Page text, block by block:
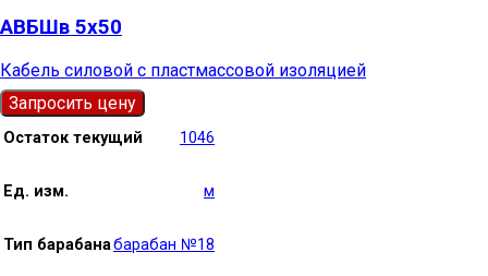
АВБШв 5х50
Кабель силовой с пластмассовой изоляцией
Запросить цену
Остаток текущий 1046
Ед. изм. м
Тип барабанабарабан №18